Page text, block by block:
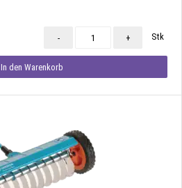
- + Stk
In den Warenkorb